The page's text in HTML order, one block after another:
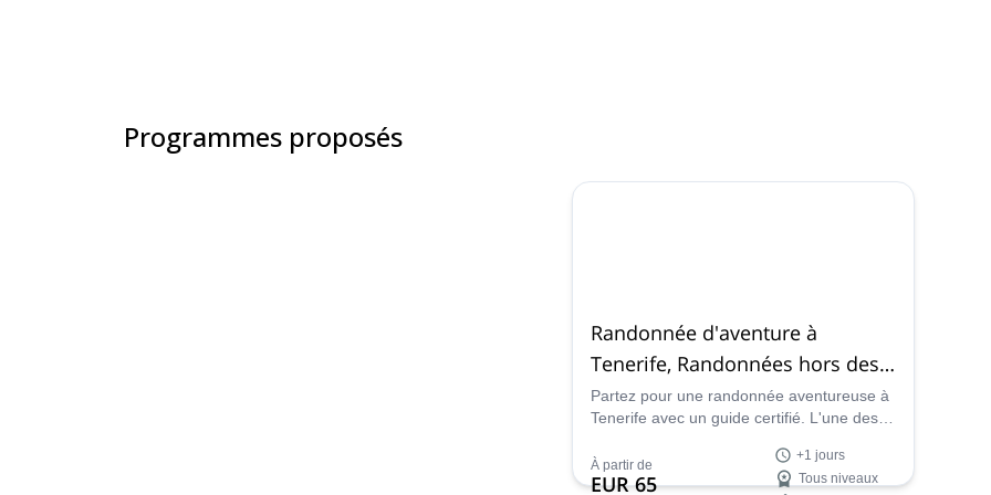
Programmes proposés
Randonnée d'aventure à
Tenerife, Randonnées hors des
sentiers battus dans les îles
Canaries, Espagne
Partez pour une randonnée aventureuse à
Tenerife avec un guide certifié. L'une des
faune indigènes ainsi que la beauté
spectaculaire de l'île est à pied. Ne
À partir de
EUR 65
+1 jours
Tous niveaux